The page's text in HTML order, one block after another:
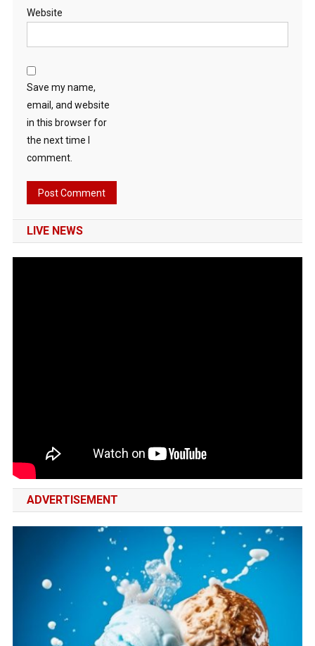
Website
Save my name,
email, and website
in this browser for
the next time I
comment.
LIVE NEWS
ADVERTISEMENT